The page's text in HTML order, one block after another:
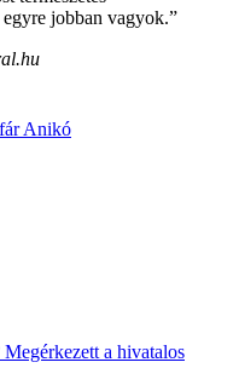
jobban vagyok.”
Anikó
a hivatalos